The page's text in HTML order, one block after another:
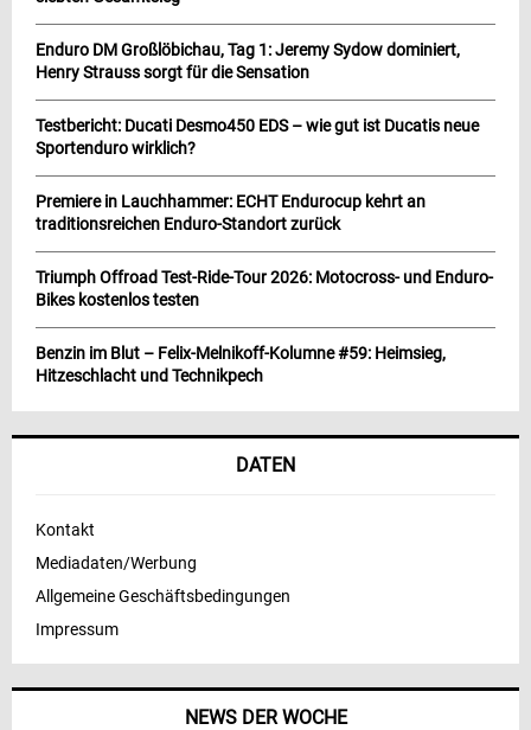
NEWS DER WOCHE
Enduro DM Großlöbichau, Tag 1: Jeremy Sydow dominiert,
Henry Strauss sorgt für die Sensation
Testbericht: Ducati Desmo450 EDS – wie gut ist Ducatis neue
Sportenduro wirklich?
Premiere in Lauchhammer: ECHT Endurocup kehrt an
traditionsreichen Enduro-Standort zurück
Triumph Offroad Test-Ride-Tour 2026: Motocross- und Enduro-
Bikes kostenlos testen
Benzin im Blut – Felix-Melnikoff-Kolumne #59: Heimsieg,
Hitzeschlacht und Technikpech
DATEN
Kontakt
Mediadaten/Werbung
Allgemeine Geschäftsbedingungen
Impressum